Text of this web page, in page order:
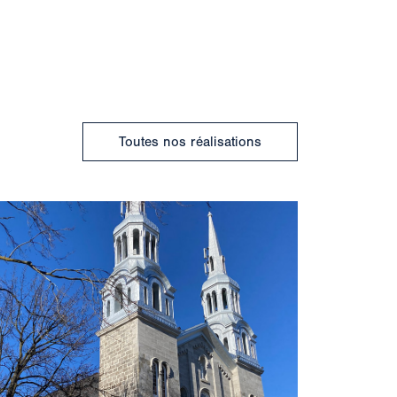
Toutes nos réalisations